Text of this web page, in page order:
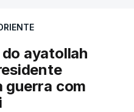
ayatollah
guerra com